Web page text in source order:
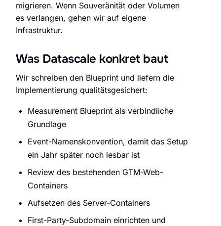
migrieren. Wenn Souveränität oder Volumen
es verlangen, gehen wir auf eigene
Infrastruktur.
Was Datascale konkret baut
Wir schreiben den Blueprint und liefern die
Implementierung qualitätsgesichert:
Measurement Blueprint als verbindliche
Grundlage
Event-Namenskonvention, damit das Setup
ein Jahr später noch lesbar ist
Review des bestehenden GTM-Web-
Containers
Aufsetzen des Server-Containers
First-Party-Subdomain einrichten und